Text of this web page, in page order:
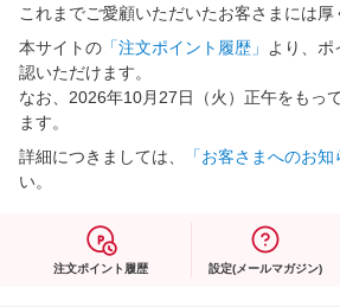
これまでご愛顧いただいたお客さまには厚
本サイトの 「注文ポイント履歴」
より、
認いただけます。
なお、2026年10月27日（火）正午をもっ
ます。
詳細につきましては、
「お客さまへのお知
い。
注文ポイント履歴 設定(メールマガジン)